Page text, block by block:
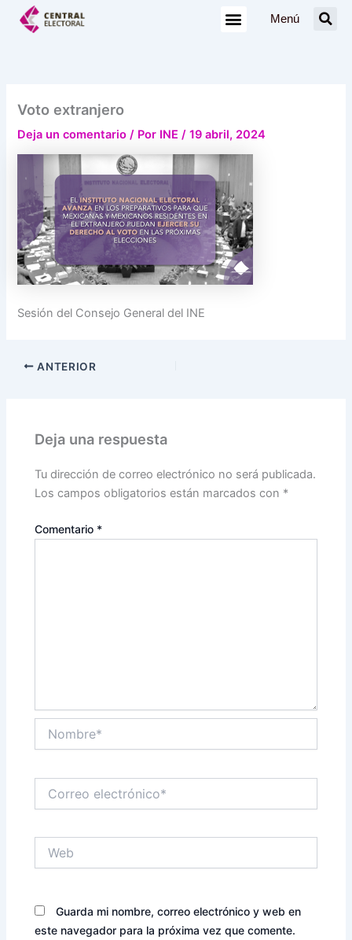
Menú
Voto extranjero
Deja un comentario / Por INE/19 abril, 2024
Sesión del Consejo General del INE
ANTERIOR
Deja una respuesta
Tu dirección de correo electrónico no será publicada.
Los campos obligatorios están marcados con *
Comentario *
electrónico*
Guarda mi nombre, correo electrónico y web en
este navegador para la próxima vez que comente.